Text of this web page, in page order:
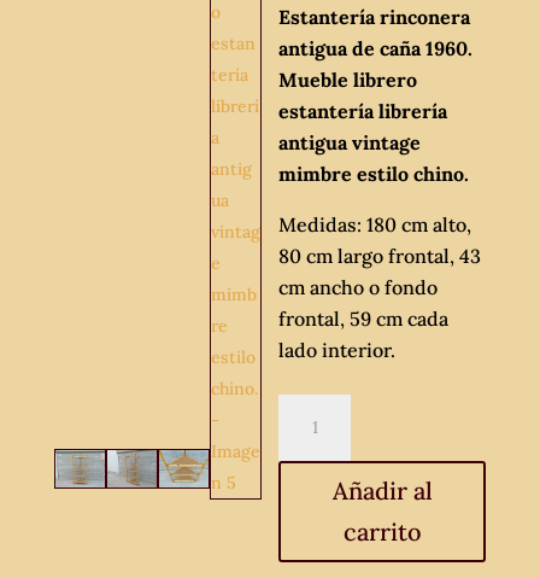
Estantería rinconera
antigua de caña 1960.
Mueble librero
estantería librería
antigua vintage
mimbre estilo chino.
Medidas: 180 cm alto,
80 cm largo frontal, 43
cm ancho o fondo
frontal, 59 cm cada
lado interior.
rinconera
antigua
1960.
Añadir al
carrito